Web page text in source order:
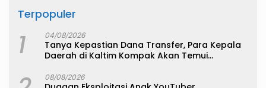
Terpopuler
1 04/08/2026
Tanya Kepastian Dana Transfer, Para Kepala
Daerah di Kaltim Kompak Akan Temui
08/08/2026